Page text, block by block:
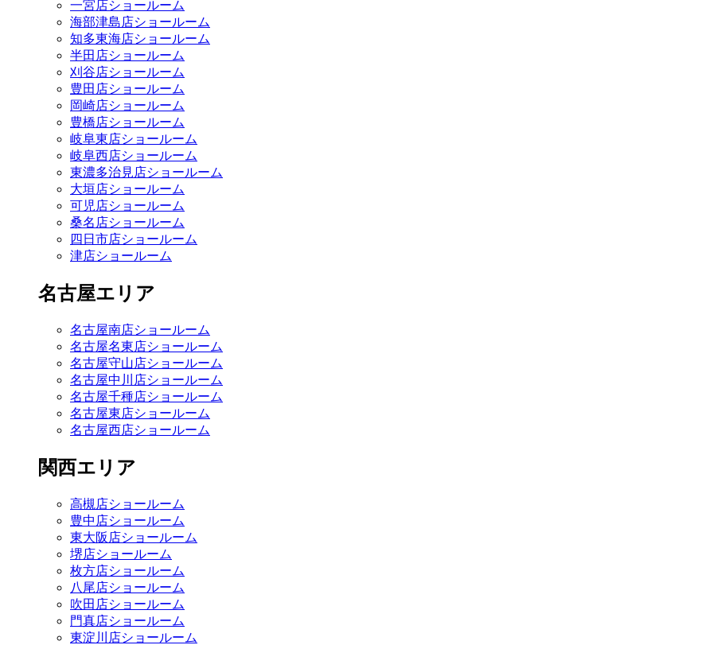
一宮店ショールーム
海部津島店ショールーム
知多東海店ショールーム
半田店ショールーム
刈谷店ショールーム
豊田店ショールーム
岡崎店ショールーム
豊橋店ショールーム
岐阜東店ショールーム
岐阜西店ショールーム
東濃多治見店ショールーム
大垣店ショールーム
可児店ショールーム
桑名店ショールーム
四日市店ショールーム
津店ショールーム
名古屋エリア
名古屋南店ショールーム
名古屋名東店ショールーム
名古屋守山店ショールーム
名古屋中川店ショールーム
名古屋千種店ショールーム
名古屋東店ショールーム
名古屋西店ショールーム
関西エリア
高槻店ショールーム
豊中店ショールーム
東大阪店ショールーム
堺店ショールーム
枚方店ショールーム
八尾店ショールーム
吹田店ショールーム
門真店ショールーム
東淀川店ショールーム